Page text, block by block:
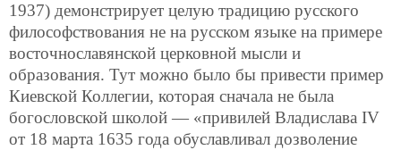
1937) демонстрирует целую традицию русского
философствования не на русском языке на примере
восточнославянской церковной мысли и
образования. Тут можно было бы привести пример
Киевской Коллегии, которая сначала не была
богословской школой — «привилей Владислава IV
от 18 марта 1635 года обуславливал дозволение